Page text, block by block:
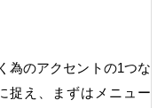
為のアクセントの1つな
捉え、まずはメニュー